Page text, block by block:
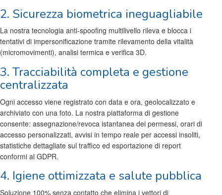
2. Sicurezza biometrica ineguagliabile
La nostra tecnologia anti-spoofing multilivello rileva e blocca i
tentativi di impersonificazione tramite rilevamento della vitalità
(micromovimenti), analisi termica e verifica 3D.
3. Tracciabilità completa e gestione
centralizzata
Ogni accesso viene registrato con data e ora, geolocalizzato e
archiviato con una foto. La nostra piattaforma di gestione
consente: assegnazione/revoca istantanea dei permessi, orari di
accesso personalizzati, avvisi in tempo reale per accessi insoliti,
statistiche dettagliate sul traffico ed esportazione di report
conformi al GDPR.
4. Igiene ottimizzata e salute pubblica
Soluzione 100% senza contatto che elimina i vettori di